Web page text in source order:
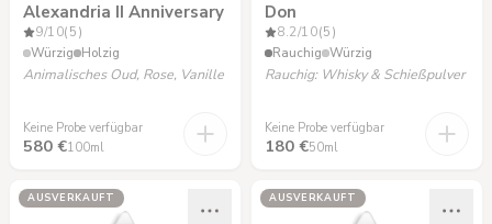
Alexandria II Anniversary
9/10(5)
Würzig Holzig
Animalisches Oud, Rose, Vanille
Keine Probe verfügbar
580 €100ml
Don
8.2/10(5)
Rauchig Würzig
Rauchig: Whisky & Schießpulver
Keine Probe verfügbar
180 €50ml
AUSVERKAUFT AUSVERKAUFT